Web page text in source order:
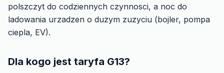
polszczyt do codziennych czynnosci, a noc do
ladowania urzadzen o duzym zuzyciu (bojler, pompa
ciepla, EV).
Dla kogo jest taryfa G13?